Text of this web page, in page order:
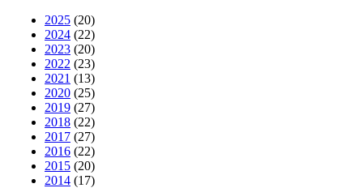
2025 (20)
2024 (22)
2023 (20)
2022 (23)
2021 (13)
2020 (25)
2019 (27)
2018 (22)
2017 (27)
2016 (22)
2015 (20)
2014 (17)